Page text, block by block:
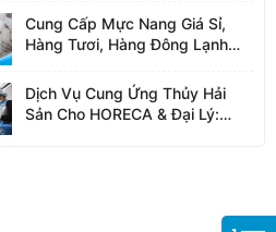
Cung Cấp Mực Nang Giá Sỉ,
Hàng Tươi, Hàng Đông Lạnh
Dịch Vụ Cung Ứng Thủy Hải
Sản Cho HORECA & Đại Lý: